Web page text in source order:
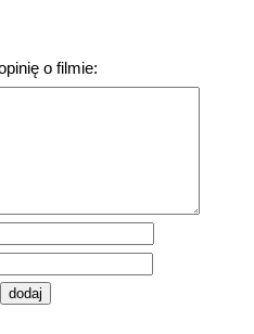
o filmie: